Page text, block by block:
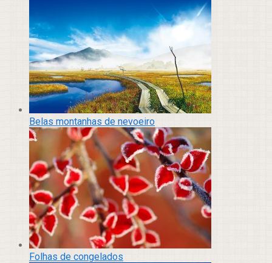
Belas montanhas de nevoeiro
Folhas de congelados